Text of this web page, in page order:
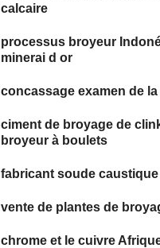
calcaire
processus broyeur
minerai d or
concassage examen de
ciment de broyage de
broyeur à boulets
fabricant soude
vente de plantes de
chrome et le cuivre